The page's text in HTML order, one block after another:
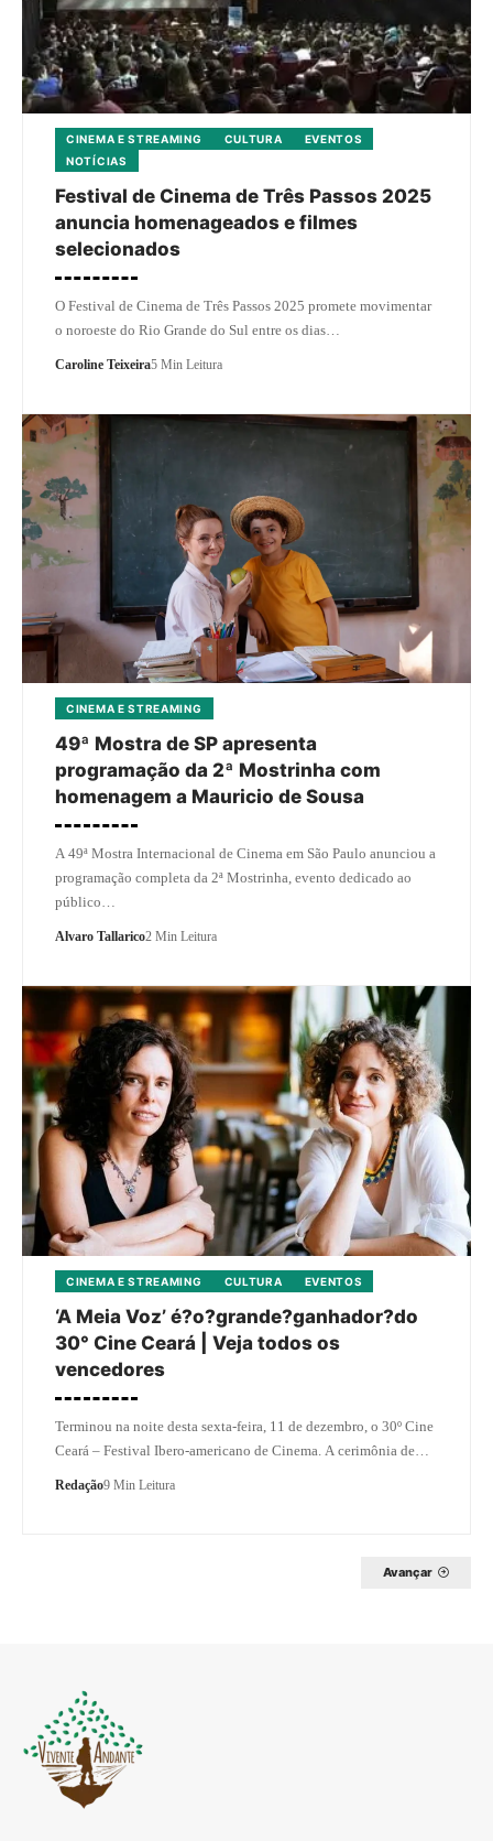
CINEMA E STREAMING CULTURA
EVENTOS
NOTÍCIAS
Festival de Cinema de Três Passos 2025
anuncia homenageados e filmes
selecionados
O Festival de Cinema de Três Passos 2025 promete movimentar
o noroeste do Rio Grande do Sul entre os dias…
Caroline Teixeira5 Min Leitura
CINEMA E STREAMING
49ª Mostra de SP apresenta
programação da 2ª Mostrinha com
homenagem a Mauricio de Sousa
A 49ª Mostra Internacional de Cinema em São Paulo anunciou a
programação completa da 2ª Mostrinha, evento dedicado ao
público…
Alvaro Tallarico2 Min Leitura
CINEMA E STREAMING CULTURA EVENTOS
‘A Meia Voz’ é?o?grande?ganhador?do
30° Cine Ceará | Veja todos os
vencedores
Terminou na noite desta sexta-feira, 11 de dezembro, o 30º Cine
Ceará – Festival Ibero-americano de Cinema. A cerimônia de…
Redação9 Min Leitura
Avançar